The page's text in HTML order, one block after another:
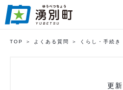
TOP よくある質問 くらし・手続き
更新